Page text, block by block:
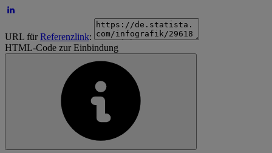
URL fürReferenzlink:
HTML-Code zur Einbindung